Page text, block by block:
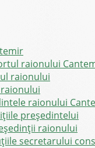
raionului
raionului
raionului
președintelui
raionului
secretarului